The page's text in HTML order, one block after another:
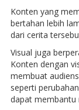
Konten yang
bertahan lebih
dari cerita
Visual juga
Konten dengan
membuat
seperti
dapat membantu